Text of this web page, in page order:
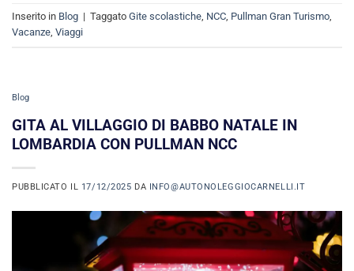
Inserito in Blog | Taggato Gite scolastiche, NCC, Pullman Gran Turismo,
Vacanze, Viaggi
Blog
GITA AL VILLAGGIO DI BABBO NATALE IN
LOMBARDIA CON PULLMAN NCC
PUBBLICATO IL 17/12/2025 DA INFO@AUTONOLEGGIOCARNELLI.IT